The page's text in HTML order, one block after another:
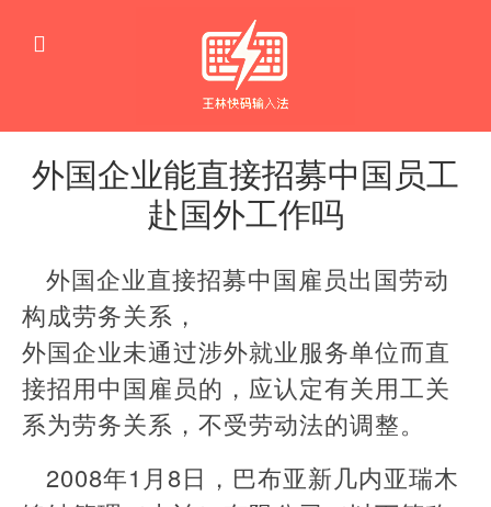
外国企业能直接招募中国员工
赴国外工作吗
工
作
外国企业直接招募中国雇员出国劳动
构成劳务关系，
外国企业未通过涉外就业服务单位而直
接招用中国雇员的，应认定有关用工关
系为劳务关系，不受劳动法的调整。
2008年1月8日，巴布亚新几内亚瑞木